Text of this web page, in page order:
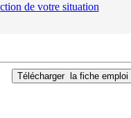
de votre situation
Télécharger la fiche emploi